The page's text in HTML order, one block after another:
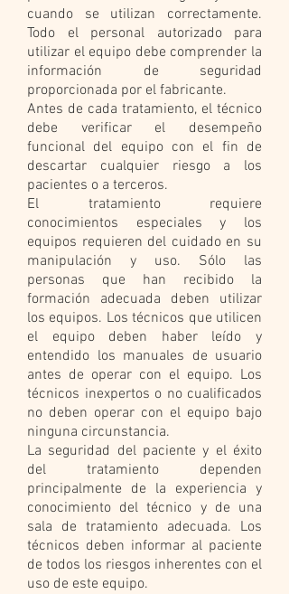
cuando se utilizan correctamente.
Todo el personal autorizado para
utilizar el equipo debe comprender la
información de seguridad
proporcionada por el fabricante.
Antes de cada tratamiento, el técnico
debe verificar el desempeño
funcional del equipo con el fin de
descartar cualquier riesgo a los
pacientes o a terceros.
El tratamiento requiere
conocimientos especiales y los
equipos requieren del cuidado en su
manipulación y uso. Sólo las
personas que han recibido la
formación adecuada deben utilizar
los equipos. Los técnicos que utilicen
el equipo deben haber leído y
entendido los manuales de usuario
antes de operar con el equipo. Los
técnicos inexpertos o no cualificados
no deben operar con el equipo bajo
ninguna circunstancia.
La seguridad del paciente y el éxito
del tratamiento dependen
principalmente de la experiencia y
conocimiento del técnico y de una
sala de tratamiento adecuada. Los
técnicos deben informar al paciente
de todos los riesgos inherentes con el
uso de este equipo.